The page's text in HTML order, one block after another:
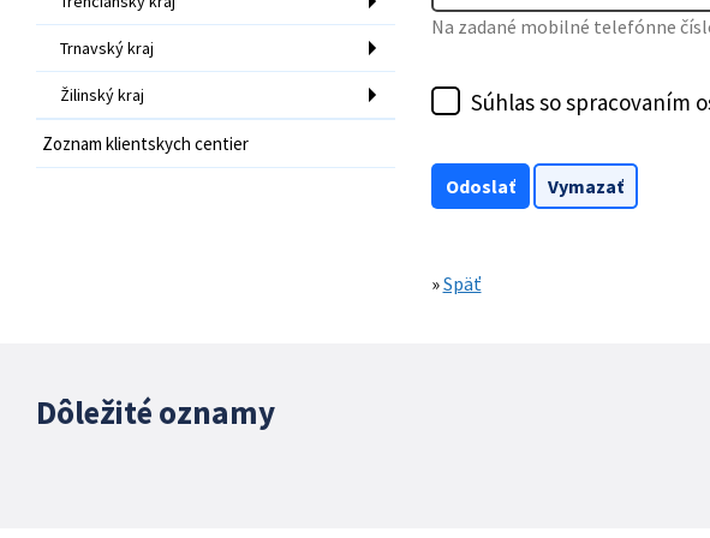
Trnavský kraj
Žilinský kraj
Zoznam klientskych centier
Na zadané mobilné telefónne
Súhlas so spracovaním
»Späť
Dôležité oznamy